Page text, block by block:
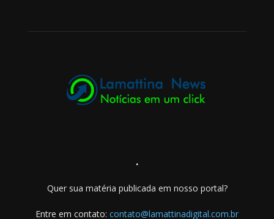
.
Quer sua matéria publicada em nosso portal?
Entre em contato: contato@lamattinadigital.com.br